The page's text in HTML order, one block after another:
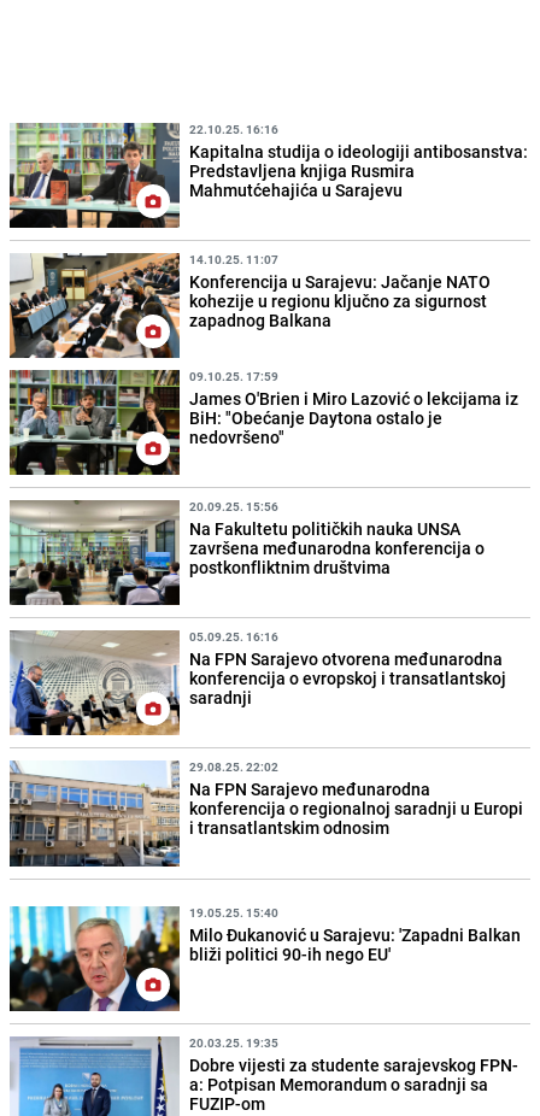
22.10.25. 16:16
Kapitalna studija o ideologiji antibosanstva:
Predstavljena knjiga Rusmira
Mahmutćehajića u Sarajevu
14.10.25. 11:07
Konferencija u Sarajevu: Jačanje NATO
kohezije u regionu ključno za sigurnost
zapadnog Balkana
09.10.25. 17:59
James O'Brien i Miro Lazović o lekcijama iz
BiH: "Obećanje Daytona ostalo je
nedovršeno"
20.09.25. 15:56
Na Fakultetu političkih nauka UNSA
završena međunarodna konferencija o
postkonfliktnim društvima
05.09.25. 16:16
Na FPN Sarajevo otvorena međunarodna
konferencija o evropskoj i transatlantskoj
saradnji
29.08.25. 22:02
Na FPN Sarajevo međunarodna
konferencija o regionalnoj saradnji u Europi
i transatlantskim odnosim
19.05.25. 15:40
Milo Đukanović u Sarajevu: 'Zapadni Balkan
bliži politici 90-ih nego EU'
20.03.25. 19:35
Dobre vijesti za studente sarajevskog FPN-
a: Potpisan Memorandum o saradnji sa
FUZIP-om